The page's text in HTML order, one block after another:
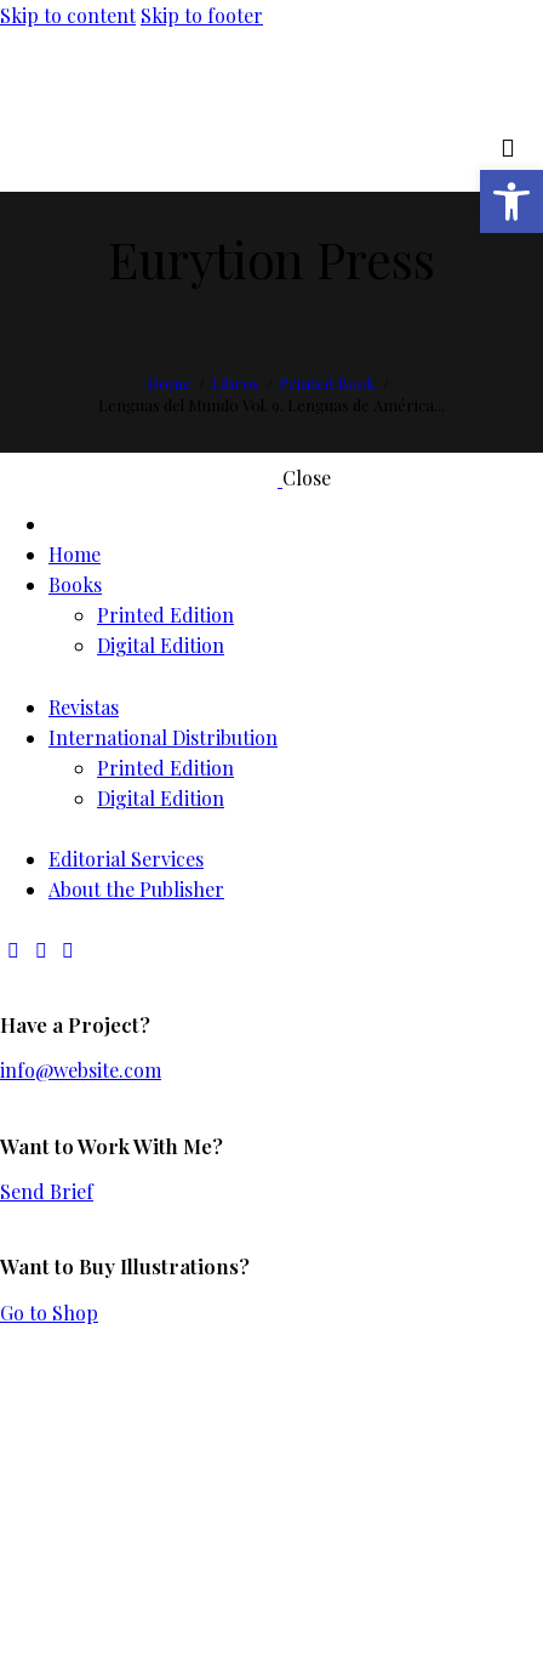
Skip to content Skip to footer
Home Libros
Printed Book
Close
Home
Books
Printed Edition
Digital Edition
Revistas
International Distribution
Printed Edition
Digital Edition
Editorial Services
About the Publisher
Have a Project?
info@website.com
Want to Work With Me?
Send Brief
Want to Buy Illustrations?
Go to Shop
Open toolbar